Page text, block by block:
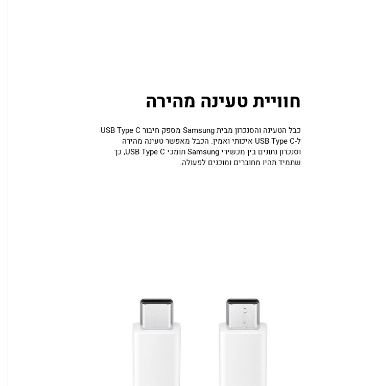
חוויית טעינה מהירה
כבל הטעינה והסנכרון מבית Samsung מספק חיבור USB Type C
ל-USB Type C איכותי ואמין. הכבל מאפשר טעינה מהירה
וסנכרון נתונים בין מכשירי Samsung תומכי USB Type C, כך
שתמיד תהיו מחוברים ומוכנים לפעולה.